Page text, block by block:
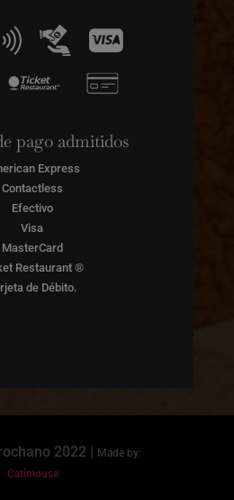
pago admitidos
Express
Contactless
Efectivo
Visa
MasterCard
Restaurant ®
de Débito.
2022 | Made by:
Catimouse